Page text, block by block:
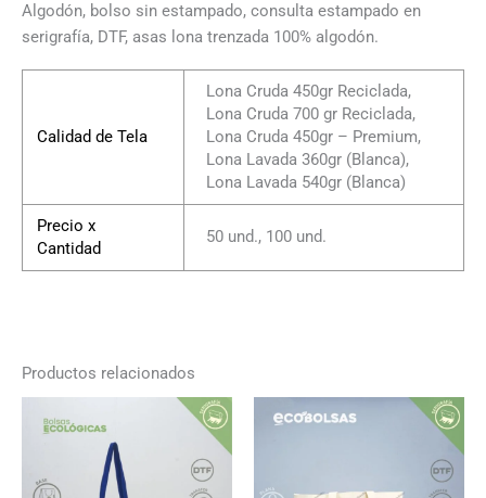
Algodón, bolso sin estampado, consulta estampado en
serigrafía, DTF, asas lona trenzada 100% algodón.
Calidad de Tela
Lona Cruda 450gr Reciclada,
Lona Cruda 700 gr Reciclada,
Lona Cruda 450gr – Premium,
Lona Lavada 360gr (Blanca),
Lona Lavada 540gr (Blanca)
Precio x
Cantidad
50 und., 100 und.
Productos relacionados